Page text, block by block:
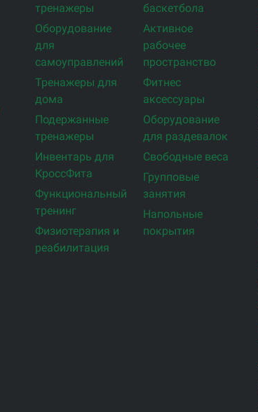
тренажеры
Оборудование
для
самоуправлений
Тренажеры для
дома
Подержанные
тренажеры
Инвентарь для
КроссФита
Функциональный
тренинг
Физиотерапия и
реабилитация
баскетбола
Активное
рабочее
пространство
Фитнес
аксессуары
Оборудование
для раздевалок
Свободные веса
Групповые
занятия
Напольные
покрытия